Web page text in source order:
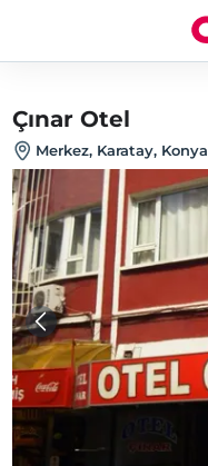
Çınar Otel
Merkez, Karatay, Konya